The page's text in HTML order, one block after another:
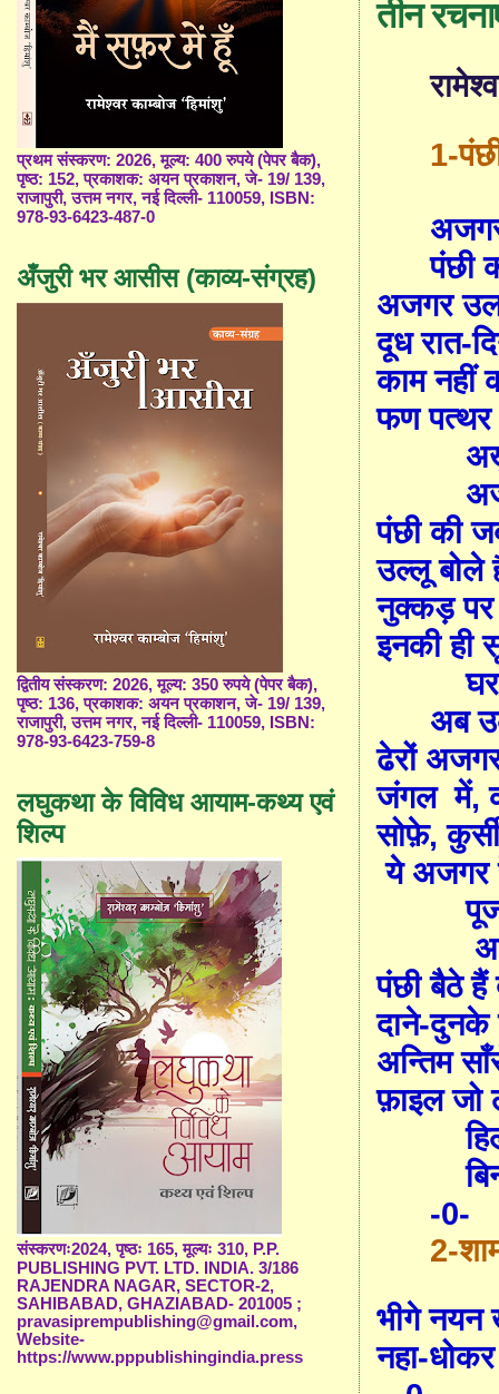
तीन
1-
पंछी
अजगर
दूध रात-
काम नहीं
फण पत्थर
पंछी की
उल्लू बोले
नुक्कड़ पर
इनकी ही
अब
ढेरों
जंगल में,
सोफ़े,
ये अजगर
पंछी बैठे हैं
दाने-
अन्तिम
फ़ाइल जो
-0-
2-
भीगे नयन
नहा-धोकर
प्रथम संस्करण: 2026, मूल्य: 400 रुपये (पेपर बैक),
पृष्ठ: 152, प्रकाशक: अयन प्रकाशन, जे- 19/ 139,
राजापुरी, उत्तम नगर, नई दिल्ली- 110059, ISBN:
978-93-6423-487-0
अँजुरी भर आसीस (काव्य-संग्रह)
द्वितीय संस्करण: 2026, मूल्य: 350 रुपये (पेपर बैक),
पृष्ठ: 136, प्रकाशक: अयन प्रकाशन, जे- 19/ 139,
राजापुरी, उत्तम नगर, नई दिल्ली- 110059, ISBN:
978-93-6423-759-8
लघुकथा के विविध आयाम-कथ्य एवं
शिल्प
संस्करणः2024, पृष्ठः 165, मूल्यः 310, P.P.
PUBLISHING PVT. LTD. INDIA. 3/186
RAJENDRA NAGAR, SECTOR-2,
SAHIBABAD, GHAZIABAD- 201005 ;
pravasiprempublishing@gmail.com,
Website-
https://www.pppublishingindia.press